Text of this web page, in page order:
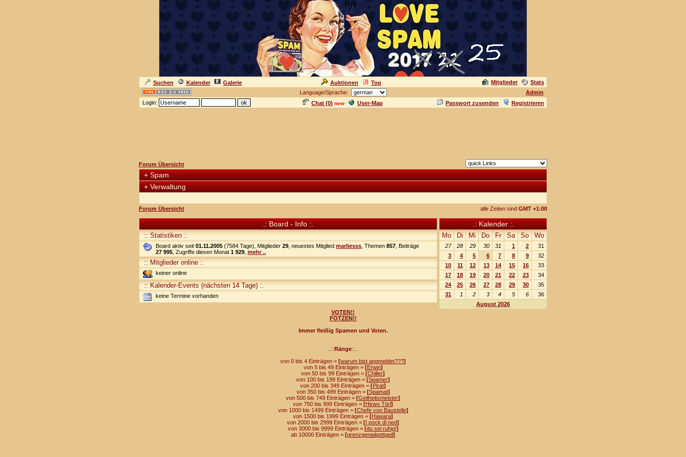
Suchen Kalender Galerie Auktionen Top Mitglieder
Stats
Language/Sprache:
Admin
Login:
Chat (0) new User-Map Passwort zusenden Registrieren
Forum Übersicht
+ Spam
+ Verwaltung
Forum Übersicht alle Zeiten sind GMT +1:00
.: Board - Info :.
:: Statistiken :.
Board aktiv seit 01.11.2005 (7584 Tage), Mitglieder 29 , neuestes Mitglied marliesss , Themen 857 , Beiträge
27 995 , Zugriffe diesen Monat 1 929 mehr ..
:: Mitglieder online :.
keiner online
:: Kalender-Events (nächsten 14 Tage) :.
keine Termine vorhanden
.: Kalender :.
Mo Di Mi Do Fr Sa So Wo
27 28 29 30 31 1 2
31
3
4 5 6 7 8 9
32
10
11 12 13 14 15 16
33
17
18 19 20 21 22 23
34
24
25 26 27 28 29 30
35
31
1 2 3 4 5 6
36
August 2026
VOTEN!!
FOTZEN!!
Immer fleißig Spamen und Voten.
..::Ränge::..
von 0 bis 4 Einträgen = [warum bist angmeldet???]
von 5 bis 49 Einträgen = [Erwin]
von 50 bis 99 Einträgen = [Chiller]
von 100 bis 199 Einträgen = [Spamer]
von 200 bis 349 Einträgen = [Pirat]
von 350 bis 499 Einträgen = [Spamat]
von 500 bis 749 Einträgen = [Geilheitsmeister]
von 750 bis 999 Einträgen = [Hirwo Törl]
von 1000 bis 1499 Einträgen = [Chefe von Baustelle]
von 1500 bis 1999 Einträgen = [Hawara]
von 2000 bis 2999 Einträgen = [I pock di ned]
von 3000 bis 9999 Einträgen = [du sei ruhig!]
ab 10000 Einträgen = [grenzgenialgottgeil]